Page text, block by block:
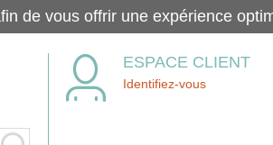
ESPACE CLIENT
Identifiez-vous
de vous offrir une expérience